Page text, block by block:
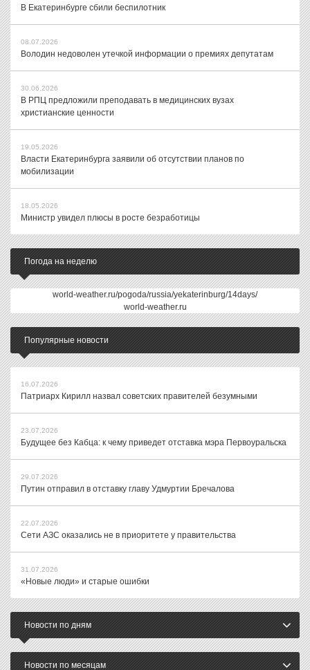
В Екатеринбурге сбили беспилотник
08.07.2026
Володин недоволен утечкой информации о премиях депутатам
30.06.2026
В РПЦ предложили преподавать в медицинских вузах
христианские ценности
19.05.2026
Власти Екатеринбурга заявили об отсутствии планов по
мобилизации
18.05.2026
Министр увидел плюсы в росте безработицы
Погода на неделю
world-weather.ru/pogoda/russia/yekaterinburg/14days/
world-weather.ru
Популярные новости
16.07.2026
Патриарх Кирилл назвал советских правителей безумными
23.07.2026
Будущее без Кабца: к чему приведет отставка мэра Первоуральска
29.07.2026
Путин отправил в отставку главу Удмуртии Бречалова
22.07.2026
Сети АЗС оказались не в приоритете у правительства
31.07.2026
«Новые люди» и старые ошибки
Новости по дням
Новости по месяцам